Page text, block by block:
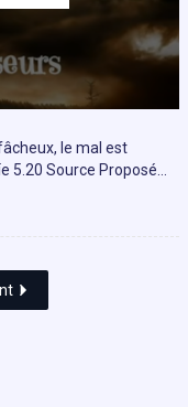
le mal est
5.20 Source Proposé…